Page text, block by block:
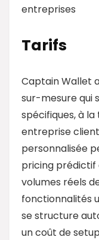
entreprises
Tarifs
Captain Wallet
sur-mesure qui
spécifiques, à
entreprise
personnalisée
pricing prédictif
volumes réels
fonctionnalités
se structure
un coût de